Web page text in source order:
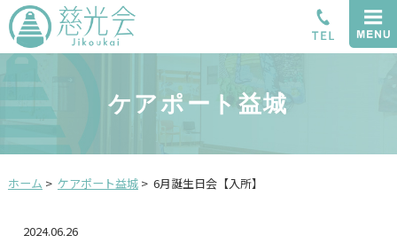
ケアポート益城
ホーム > ケアポート益城> 6月誕生日会【入所】
2024.06.26